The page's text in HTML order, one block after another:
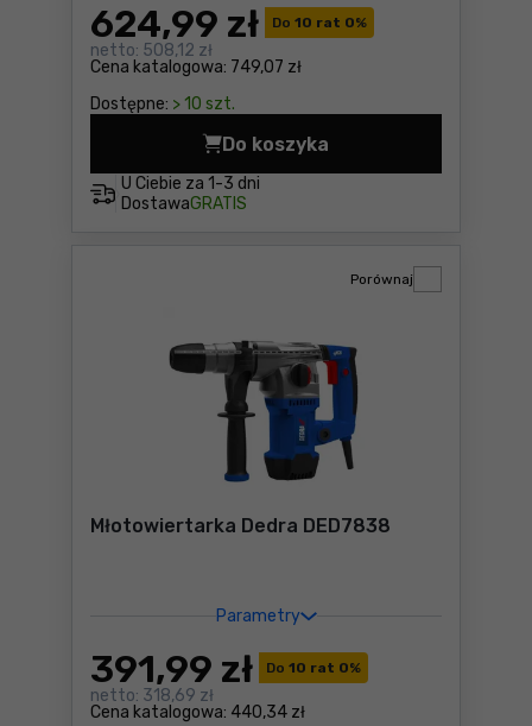
Do 10 rat 0%
Cena katalogowa: 749,07 zł
624,99 zł
netto: 508,12 zł
Dostępne: > 10 szt.
U Ciebie za 1-3 dni
DostawaGRATIS
Do koszyka
Młot udarowo-obrotowy
Młotowiertarka Dedra DED7838
Parametry
Do 10 rat 0%
Cena katalogowa: 440,34 zł
391,99 zł
netto: 318,69 zł
Porównaj